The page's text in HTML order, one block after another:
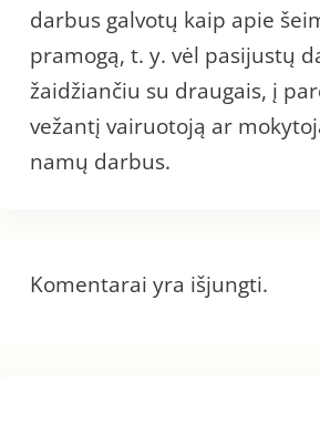
darbus galvotų kaip apie
pramogą, t. y. vėl pasijustų
žaidžiančiu su draugais, į
vežantį vairuotoją ar
namų darbus.
Komentarai yra išjungti.